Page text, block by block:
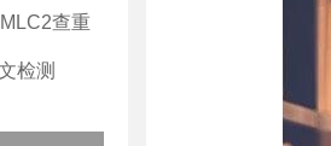
查重
检测